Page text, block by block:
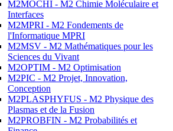
M2MOCHI - M2 Chimie Moléculaire et
Interfaces
M2MPRI - M2 Fondements de
l'Informatique MPRI
M2MSV - M2 Mathématiques pour les
Sciences du Vivant
M2OPTIM - M2 Optimisation
M2PIC - M2 Projet, Innovation,
Conception
M2PLASPHYFUS - M2 Physique des
Plasmas et de la Fusion
M2PROBFIN - M2 Probabilités et